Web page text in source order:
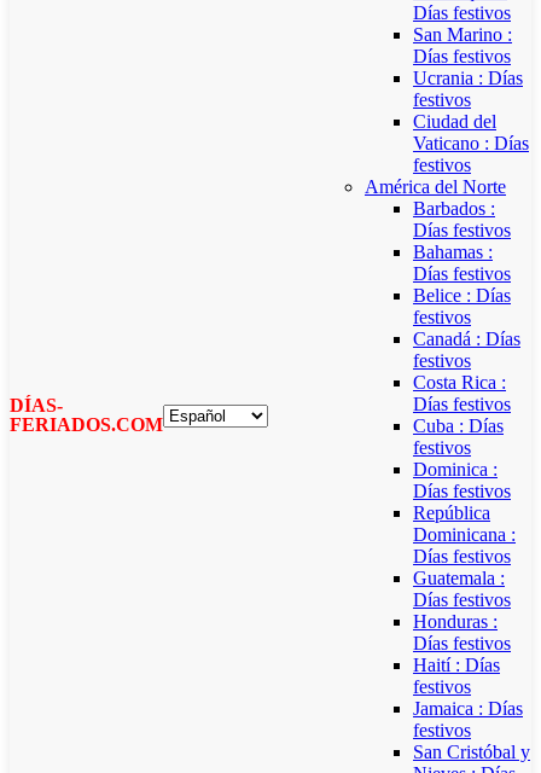
DÍAS-
FERIADOS.COM
Días festivos
San Marino :
Días festivos
Ucrania : Días
festivos
Ciudad del
Vaticano : Días
festivos
América del Norte
Barbados :
Días festivos
Bahamas :
Días festivos
Belice : Días
festivos
Canadá : Días
festivos
Costa Rica :
Días festivos
Cuba : Días
festivos
Dominica :
Días festivos
República
Dominicana :
Días festivos
Guatemala :
Días festivos
Honduras :
Días festivos
Haití : Días
festivos
Jamaica : Días
festivos
San Cristóbal y